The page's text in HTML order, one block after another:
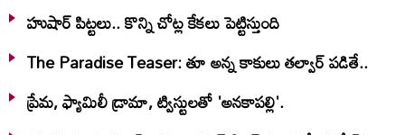
హుషార్‌ పిట్టలు.. కొన్ని చోట్ల కేకలు పెట్టిస్తుంది
The Paradise Teaser: తూ అన్న కాకులు తల్వార్ పడితే..
ప్రేమ, ఫ్యామిలీ డ్రామా, ట్విస్టులతో 'అనకాపల్లి'.